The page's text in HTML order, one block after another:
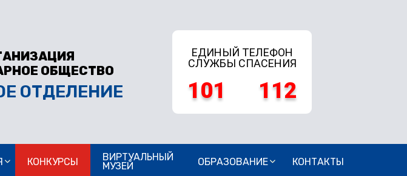
ОБЩЕСТВО
ОТДЕЛЕНИЕ
ЕДИНЫЙ ТЕЛЕФОН
СЛУЖБЫ СПАСЕНИЯ
101 112
КОНКУРСЫ ВИРТУАЛЬНЫЙ
МУЗЕЙ ОБРАЗОВАНИЕ КОНТАКТЫ